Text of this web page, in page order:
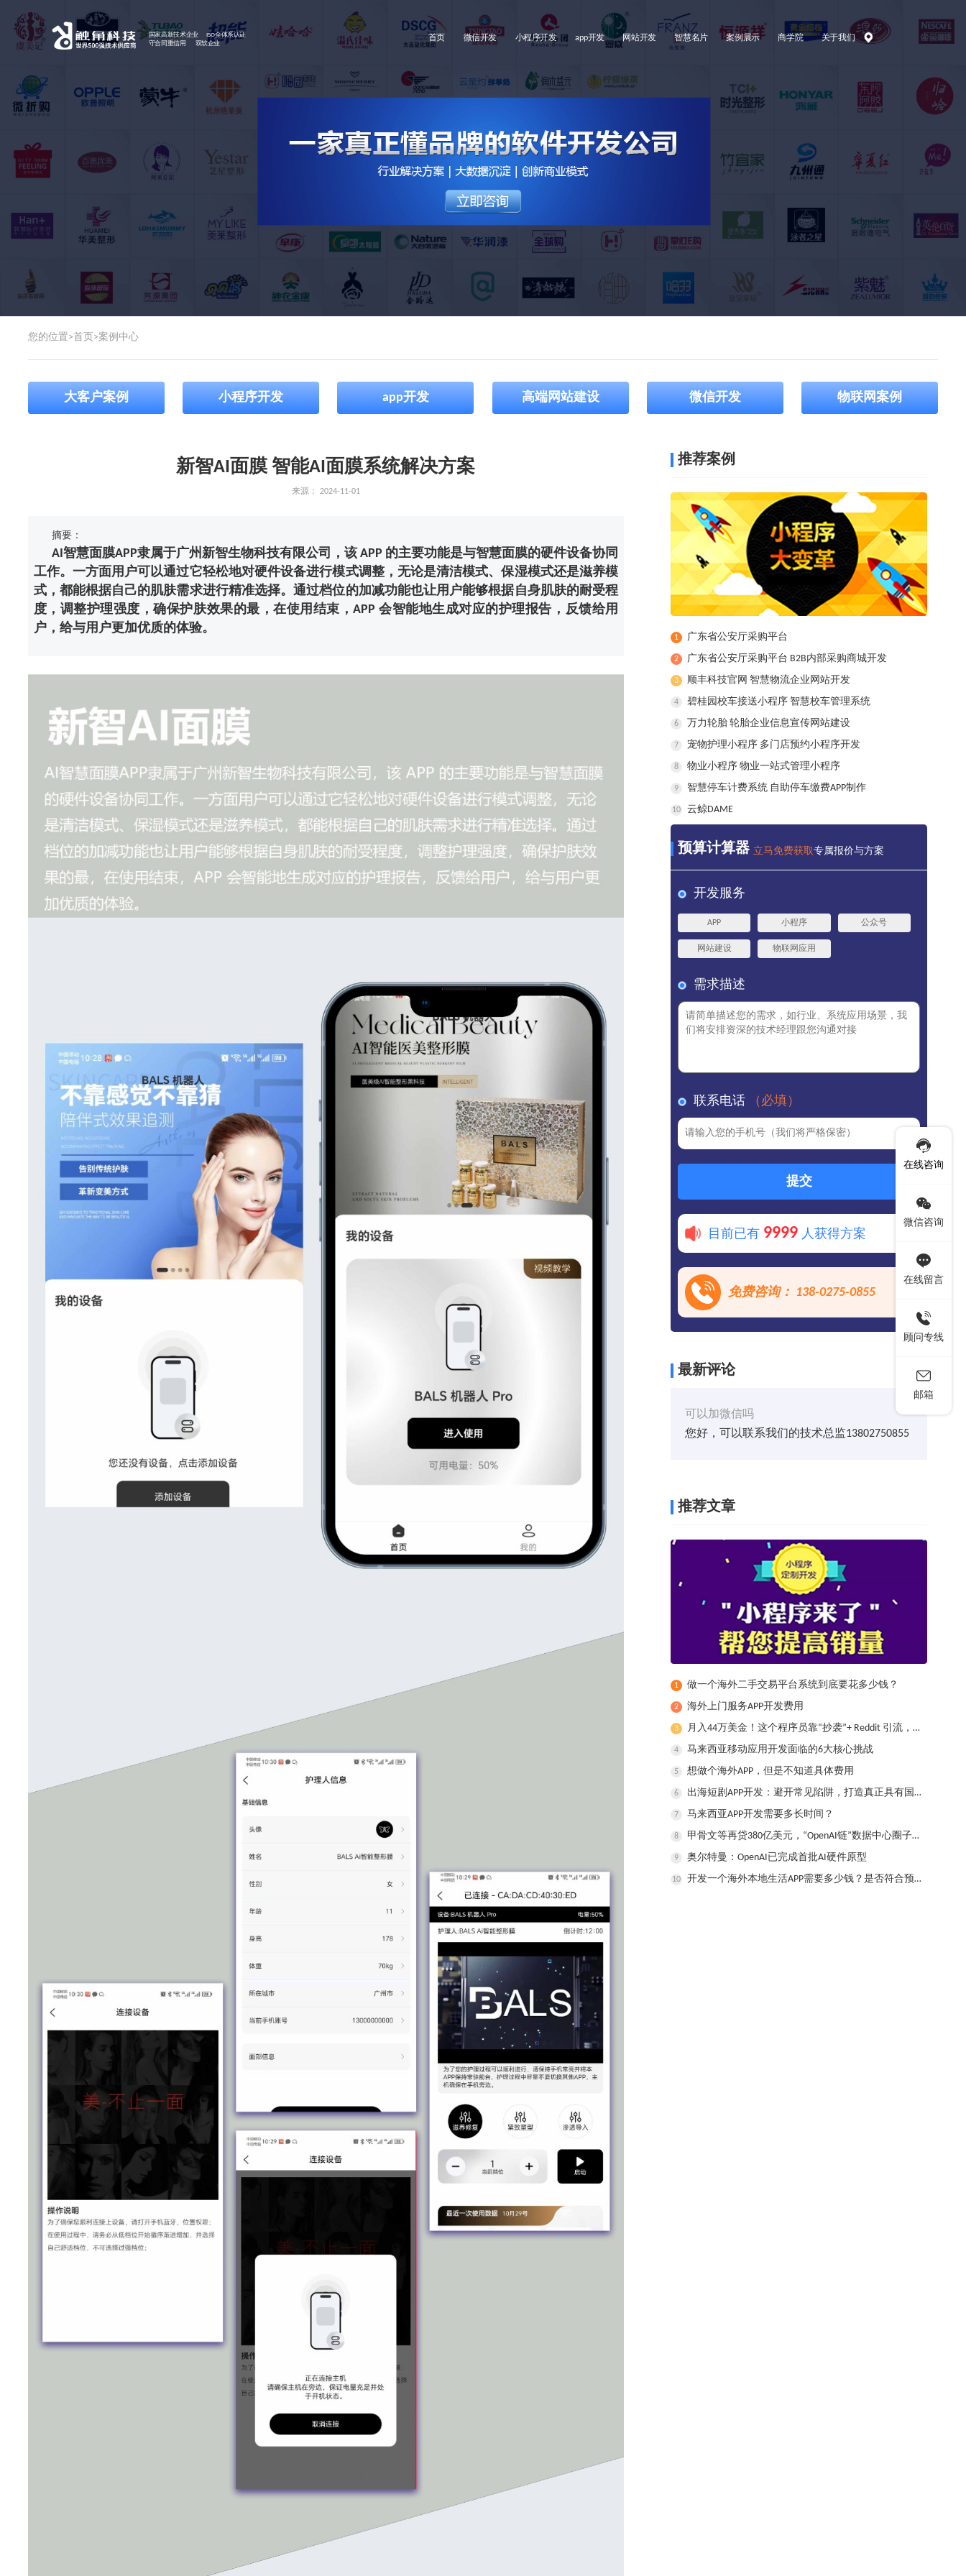
国家高新技术企业 ISO全体系认证
守合同重信用 双软企业
首页 微信开发 小程序开发 app开发 网站开发 智慧名片 案例展示 商学院 关于我们
您的位置>首页 >案例中心
大客户案例 小程序开发 app开发 高端网站建设 微信开发 物联网案例
新智AI面膜 智能AI面膜系统解决方案
来源： 2024-11-01
摘要：
AI智慧面膜APP隶属于广州新智生物科技有限公司，该 APP 的主要功能是与智慧面膜的硬件设备协同
工作。一方面用户可以通过它轻松地对硬件设备进行模式调整，无论是清洁模式、保湿模式还是滋养模
式，都能根据自己的肌肤需求进行精准选择。通过档位的加减功能也让用户能够根据自身肌肤的耐受程
度，调整护理强度，确保护肤效果的最，在使用结束，APP 会智能地生成对应的护理报告，反馈给用
户，给与用户更加优质的体验。
推荐案例
1 广东省公安厅采购平台
2 广东省公安厅采购平台 B2B内部采购商城开发
3 顺丰科技官网 智慧物流企业网站开发
4 碧桂园校车接送小程序 智慧校车管理系统
6 万力轮胎 轮胎企业信息宣传网站建设
7 宠物护理小程序 多门店预约小程序开发
8 物业小程序 物业一站式管理小程序
9 智慧停车计费系统 自助停车缴费APP制作
10 云鲸DAME
预算计算器 立马免费获取专属报价与方案
开发服务
APP 小程序 公众号
网站建设 物联网应用
需求描述
联系电话 （必填）
提交
目前已有 9999 人获得方案
免费咨询： 138-0275-0855
最新评论
可以加微信吗
您好，可以联系我们的技术总监13802750855
推荐文章
1 做一个海外二手交易平台系统到底要花多少钱？
2 ​海外上门服务APP开发费用
3 月入44万美金！这个程序员靠“抄袭”+ Reddit 引流，做出了全球爆款健身App
4 马来西亚移动应用开发面临的6大核心挑战
5 想做个海外APP，但是不知道具体费用
6 出海短剧APP开发：避开常见陷阱，打造真正具有国际竞争力的产品
7 马来西亚APP开发需要多长时间？
8 甲骨文等再贷380亿美元，“OpenAI链”数据中心圈子累计负债已达1000亿美元
9 奥尔特曼：OpenAI已完成首批AI硬件原型
10 开发一个海外本地生活APP需要多少钱？是否符合预算？
在线咨询
微信咨询
在线留言
顾问专线
邮箱